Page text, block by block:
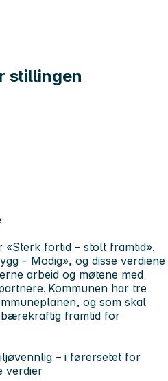
stillingen
«Sterk fortid – stolt framtid».
– Modig», og disse verdiene
arbeid og møtene med
Kommunen har tre
og som skal
framtid for
– i førersetet for
verdier